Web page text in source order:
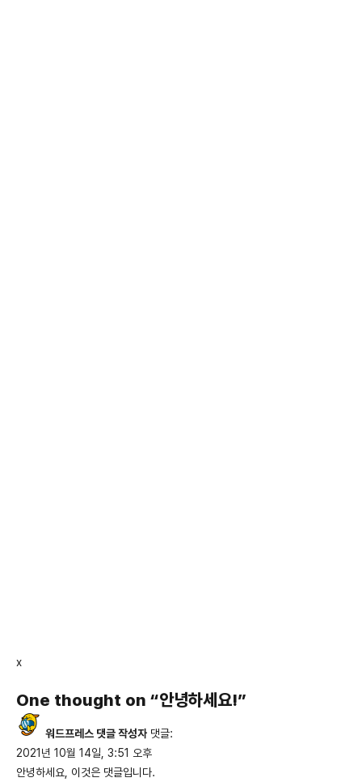
글
x
One thought on “안녕하세요!”
워드프레스 댓글 작성자 댓글:
2021년 10월 14일, 3:51 오후
안녕하세요, 이것은 댓글입니다.